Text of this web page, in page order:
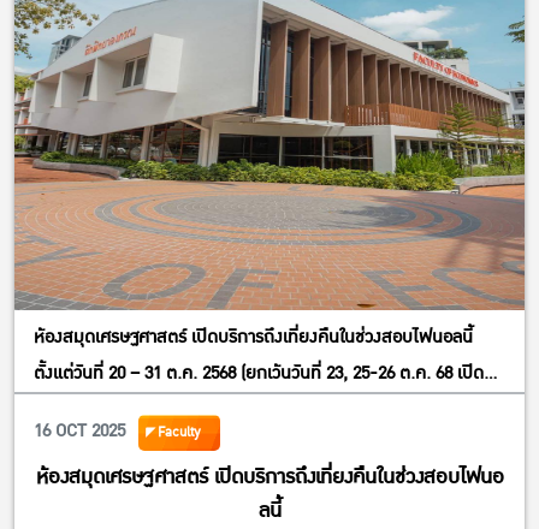
ห้องสมุดเศรษฐศาสตร์ เปิดบริการถึงเที่ยงคืนในช่วงสอบไฟนอลนี้
ตั้งแต่วันที่ 20 – 31 ต.ค. 2568 (ยกเว้นวันที่ 23, 25-26 ต.ค. 68 เปิด
09:30 – 20:30 น.)นิสิตสามารถใช้บริการพื้นที่อ่านหนังสือ พื้นที่ทำงาน
กลุ่ม และบริการอื่น ๆ ได้ตามปกติ
16 OCT 2025 Faculty
ห้องสมุดเศรษฐศาสตร์ เปิดบริการถึงเที่ยงคืนในช่วงสอบไฟนอ
ลนี้